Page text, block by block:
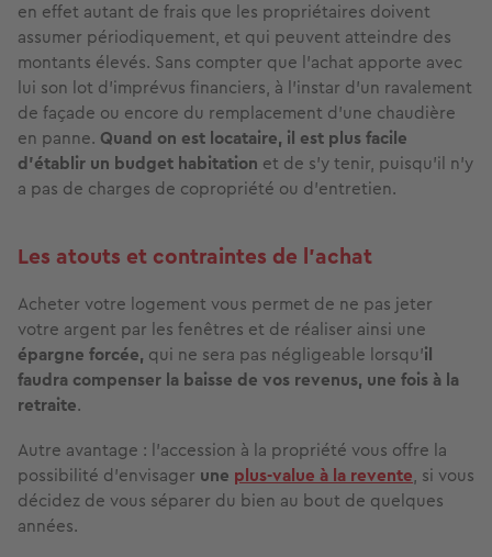
en effet autant de frais que les propriétaires doivent
assumer périodiquement, et qui peuvent atteindre des
montants élevés. Sans compter que l’achat apporte avec
lui son lot d’imprévus financiers, à l’instar d’un ravalement
de façade ou encore du remplacement d’une chaudière
en panne. Quand on est locataire, il est plus facile
d’établir un budget habitation et de s’y tenir, puisqu’il n’y
a pas de charges de copropriété ou d’entretien.
Les atouts et contraintes de l’achat
Acheter votre logement vous permet de ne pas jeter
votre argent par les fenêtres et de réaliser ainsi une
épargne forcée, qui ne sera pas négligeable lorsqu’il
faudra compenser la baisse de vos revenus, une fois à la
retraite.
Autre avantage : l’accession à la propriété vous offre la
possibilité d’envisager une plus-value à la revente, si vous
décidez de vous séparer du bien au bout de quelques
années.